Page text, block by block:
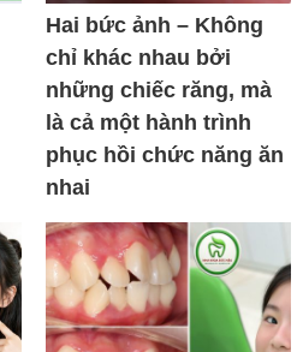
Hai bức ảnh – Không
chỉ khác nhau bởi
những chiếc răng, mà
là cả một hành trình
phục hồi chức năng ăn
nhai